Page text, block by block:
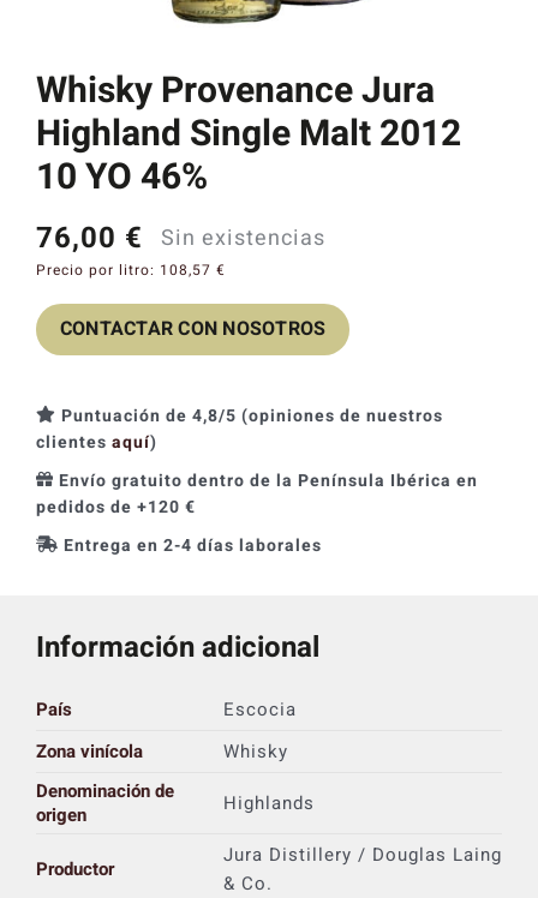
Whisky Provenance Jura
Highland Single Malt 2012
10 YO 46%
76,00 € Sin existencias
Precio por litro: 108,57 €
CONTACTAR CON NOSOTROS
Puntuación de 4,8/5 (opiniones de nuestros
clientes aquí)
Envío gratuito dentro de la Península Ibérica en
pedidos de +120 €
Entrega en 2-4 días laborales
Información adicional
País
Escocia
Zona vinícola
Whisky
Denominación de
origen
Highlands
Productor
Jura Distillery / Douglas Laing
& Co.